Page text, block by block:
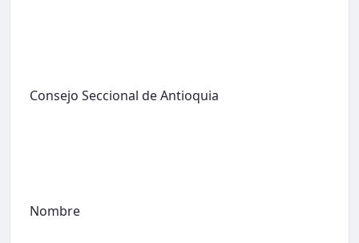
Consejo Seccional de Antioquia
Nombre